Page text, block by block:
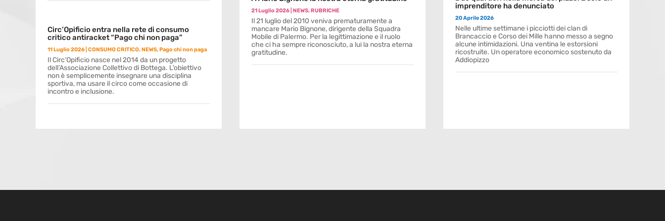
Circ’Opificio entra nella rete di consumo
critico antiracket “Pago chi non paga”
11 Luglio 2026 CONSUMO CRITICO, NEWS, Pago chi non paga
Il Circ’Opificio nasce nel 2014 da un progetto
dell’Associazione Collettivo di Bottega. L’obiettivo
non è semplicemente insegnare una disciplina
sportiva, ma usare il circo come occasione di
incontro e inclusione.
21 Luglio 2026| NEWS, RUBRICHE
Il 21 luglio del 2010 veniva prematuramente a
mancare Mario Bignone, dirigente della Squadra
Mobile di Palermo. Per la legittimazione e il ruolo
che ci ha sempre riconosciuto, a lui la nostra eterna
gratitudine.
imprenditore ha denunciato
20 Aprile 2026
Nelle ultime settimane i picciotti dei clan di
Brancaccio e Corso dei Mille hanno messo a segno
alcune intimidazioni. Una ventina le estorsioni
ricostruite. Un operatore economico sostenuto da
Addiopizzo